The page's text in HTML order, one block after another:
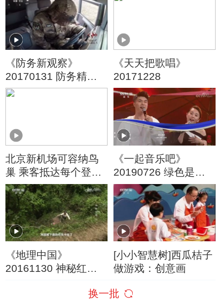
《防务新观察》
20170131 防务精
英：中国猎人
《天天把歌唱》
20171228
北京新机场可容纳鸟
巢 乘客抵达每个登机
口距离不足600米
《一起音乐吧》
20190726 绿色是一
种生活态度
《地理中国》
20161130 神秘红泉
[小小智慧树]西瓜桔子
做游戏：创意画
换一批